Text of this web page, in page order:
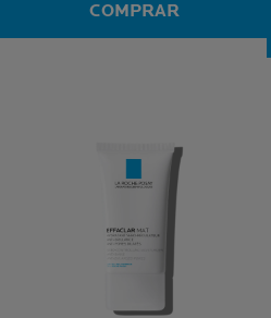
con una precisa y dirigida exfoliación,
ayuda a reducir el exceso de brillo e
COMPRAR